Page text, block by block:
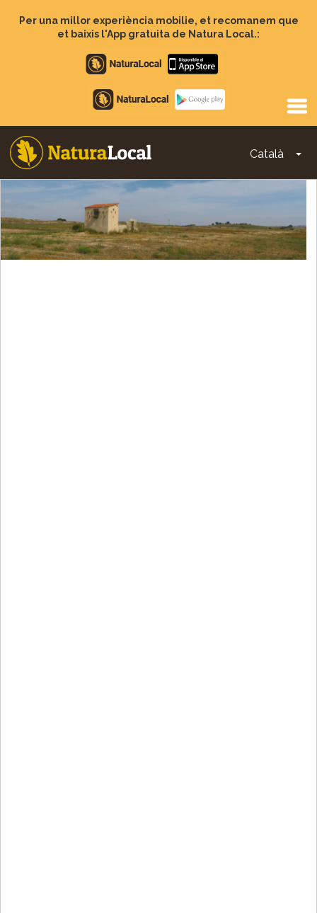
Per una millor experiència mobilie, et recomanem que
et baixis l'App gratuita de Natura Local.:
Apple
store
Google
Play
Català
Main
navigation